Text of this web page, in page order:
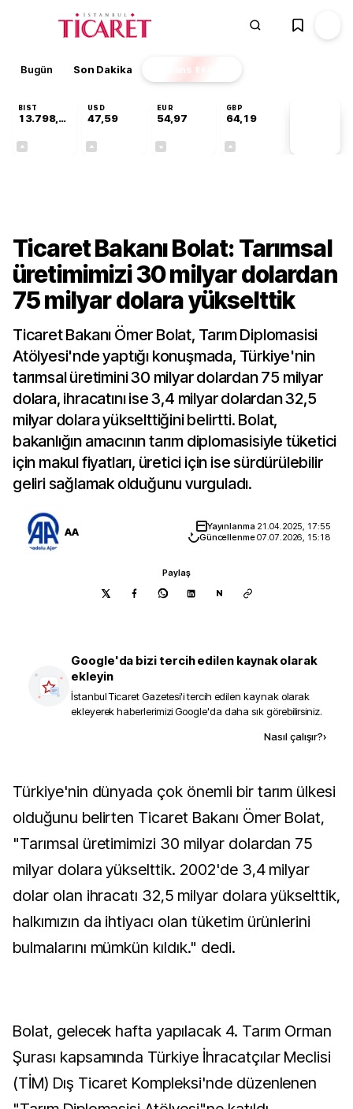
Bugün Son Dakika Finans EKSTRA
BIST
13.798,82
USD
47,59
EUR
54,97
GBP
64,19
Ticaret Bakanı Bolat: Tarımsal
üretimimizi 30 milyar dolardan
75 milyar dolara yükselttik
Ticaret Bakanı Ömer Bolat, Tarım Diplomasisi
Atölyesi'nde yaptığı konuşmada, Türkiye'nin
tarımsal üretimini 30 milyar dolardan 75 milyar
dolara, ihracatını ise 3,4 milyar dolardan 32,5
milyar dolara yükselttiğini belirtti. Bolat,
bakanlığın amacının tarım diplomasisiyle tüketici
için makul fiyatları, üretici için ise sürdürülebilir
geliri sağlamak olduğunu vurguladı.
AA Yayınlanma 21.04.2025, 17:55
Güncellenme07.07.2026, 15:18
Paylaş
N
Google'da bizi tercih edilen kaynak olarak
ekleyin
İstanbul Ticaret Gazetesi'i tercih edilen kaynak olarak
ekleyerek haberlerimizi Google'da daha sık görebilirsiniz.
Nasıl çalışır?›
Türkiye'nin dünyada çok önemli bir tarım ülkesi
olduğunu belirten Ticaret Bakanı Ömer Bolat,
"Tarımsal üretimimizi 30 milyar dolardan 75
milyar dolara yükselttik. 2002'de 3,4 milyar
dolar olan ihracatı 32,5 milyar dolara yükselttik,
halkımızın da ihtiyacı olan tüketim ürünlerini
bulmalarını mümkün kıldık." dedi.
Bolat, gelecek hafta yapılacak 4. Tarım Orman
Şurası kapsamında Türkiye İhracatçılar Meclisi
(TİM) Dış Ticaret Kompleksi'nde düzenlenen